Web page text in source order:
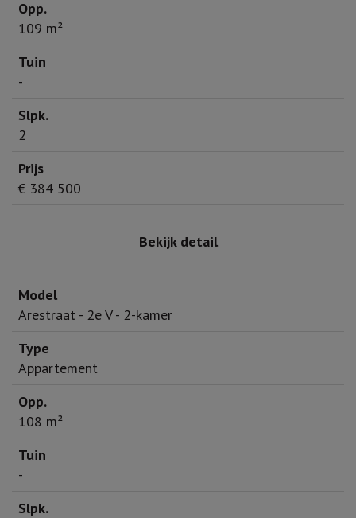
109 m²
-
2
€ 384 500
Bekijk detail
Arestraat - 2e V - 2-kamer
Appartement
108 m²
-